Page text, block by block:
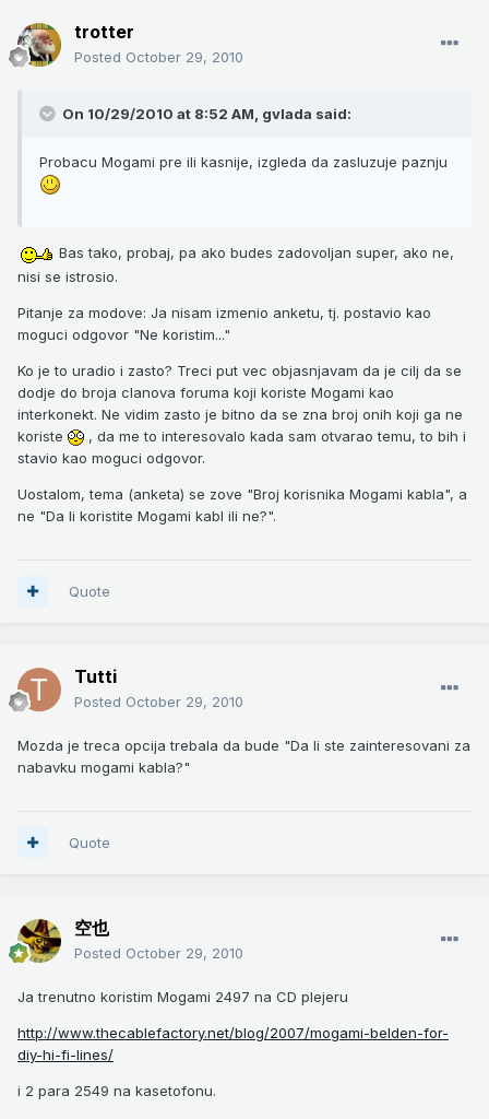
trotter
Posted October 29, 2010
On 10/29/2010 at 8:52 AM, gvlada said:
Probacu Mogami pre ili kasnije, izgleda da zasluzuje paznju
Bas tako, probaj, pa ako budes zadovoljan super, ako ne,
nisi se istrosio.
Pitanje za modove: Ja nisam izmenio anketu, tj. postavio kao
moguci odgovor "Ne koristim..."
Ko je to uradio i zasto? Treci put vec objasnjavam da je cilj da se
dodje do broja clanova foruma koji koriste Mogami kao
interkonekt. Ne vidim zasto je bitno da se zna broj onih koji ga ne
koriste
, da me to interesovalo kada sam otvarao temu, to bih i
stavio kao moguci odgovor.
Uostalom, tema (anketa) se zove "Broj korisnika Mogami kabla", a
ne "Da li koristite Mogami kabl ili ne?".
Quote
Tutti
Posted October 29, 2010
Mozda je treca opcija trebala da bude "Da li ste zainteresovani za
nabavku mogami kabla?"
Quote
空也
Posted October 29, 2010
Ja trenutno koristim Mogami 2497 na CD plejeru
http://www.thecablefactory.net/blog/2007/mogami-belden-for-
diy-hi-fi-lines/
i 2 para 2549 na kasetofonu.